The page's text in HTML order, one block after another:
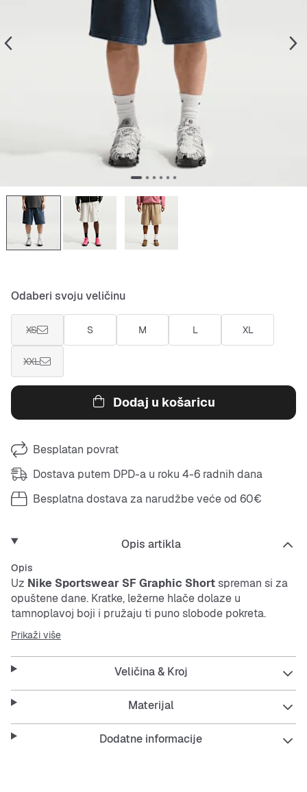
Odaberi svoju veličinu
XS S M L XL
XXL
Dodaj u košaricu
Besplatan povrat
Dostava putem DPD-a u roku 4-6 radnih dana
Besplatna dostava za narudžbe veće od 60€
Opis artikla
Opis
Uz Nike Sportswear SF Graphic Shortspreman si za
opuštene dane. Kratke, ležerne hlače dolaze u
tamnoplavoj boji i pružaju ti puno slobode pokreta.
Izdržljiv materijal ih čini jednostavnima za održavanje i
dugotrajnima – savršene za svaki dan.
Prikaži više
Veličina & Kroj
Materijal
Dodatne informacije